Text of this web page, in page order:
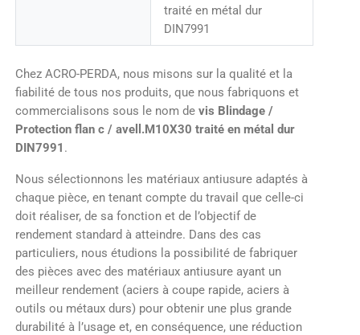
traité en métal dur
DIN7991
Chez ACRO-PERDA, nous misons sur la qualité et la
fiabilité de tous nos produits, que nous fabriquons et
commercialisons sous le nom de vis Blindage /
Protection flan c / avell.M10X30 traité en métal dur
DIN7991 .
Nous sélectionnons les matériaux antiusure adaptés à
chaque pièce, en tenant compte du travail que celle-ci
doit réaliser, de sa fonction et de l’objectif de
rendement standard à atteindre. Dans des cas
particuliers, nous étudions la possibilité de fabriquer
des pièces avec des matériaux antiusure ayant un
meilleur rendement (aciers à coupe rapide, aciers à
outils ou métaux durs) pour obtenir une plus grande
durabilité à l’usage et, en conséquence, une réduction